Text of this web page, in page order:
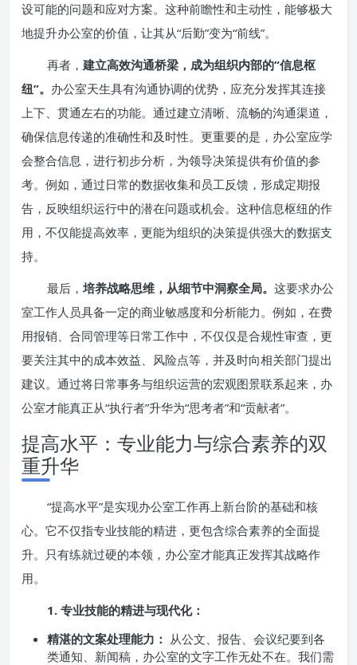
设可能的问题和应对方案。这种前瞻性和主动性，能够极大
地提升办公室的价值，让其从“后勤”变为“前线”。
再者， 建立高效沟通桥梁，成为组织内部的“信息枢
纽”。 办公室天生具有沟通协调的优势，应充分发挥其连接
上下、贯通左右的功能。通过建立清晰、流畅的沟通渠道，
确保信息传递的准确性和及时性。更重要的是，办公室应学
会整合信息，进行初步分析，为领导决策提供有价值的参
考。例如，通过日常的数据收集和员工反馈，形成定期报
告，反映组织运行中的潜在问题或机会。这种信息枢纽的作
用，不仅能提高效率，更能为组织的决策提供强大的数据支
持。
最后，培养战略思维，从细节中洞察全局。 这要求办公
室工作人员具备一定的商业敏感度和分析能力。例如，在费
用报销、合同管理等日常工作中，不仅仅是合规性审查，更
要关注其中的成本效益、风险点等，并及时向相关部门提出
建议。通过将日常事务与组织运营的宏观图景联系起来，办
公室才能真正从“执行者”升华为“思考者”和“贡献者”。
提高水平：专业能力与综合素养的双
重升华
“提高水平”是实现办公室工作再上新台阶的基础和核
心。它不仅指专业技能的精进，更包含综合素养的全面提
升。只有练就过硬的本领，办公室才能真正发挥其战略作
用。
1. 专业技能的精进与现代化：
精湛的文案处理能力： 从公文、报告、会议纪要到各
类通知、新闻稿，办公室的文字工作无处不在。我们需